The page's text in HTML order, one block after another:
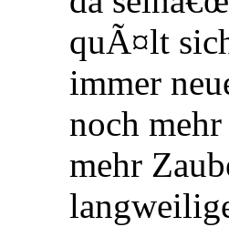
quÃ¤lt
immer
noch
mehr